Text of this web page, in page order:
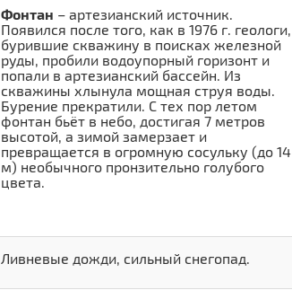
Фонтан – артезианский источник.
Появился после того, как в 1976 г. геологи,
бурившие скважину в поисках железной
руды, пробили водоупорный горизонт и
попали в артезианский бассейн. Из
скважины хлынула мощная струя воды.
Бурение прекратили. С тех пор летом
фонтан бьёт в небо, достигая 7 метров
высотой, а зимой замерзает и
превращается в огромную сосульку (до 14
м) необычного пронзительно голубого
цвета.
Ливневые дожди, сильный снегопад.